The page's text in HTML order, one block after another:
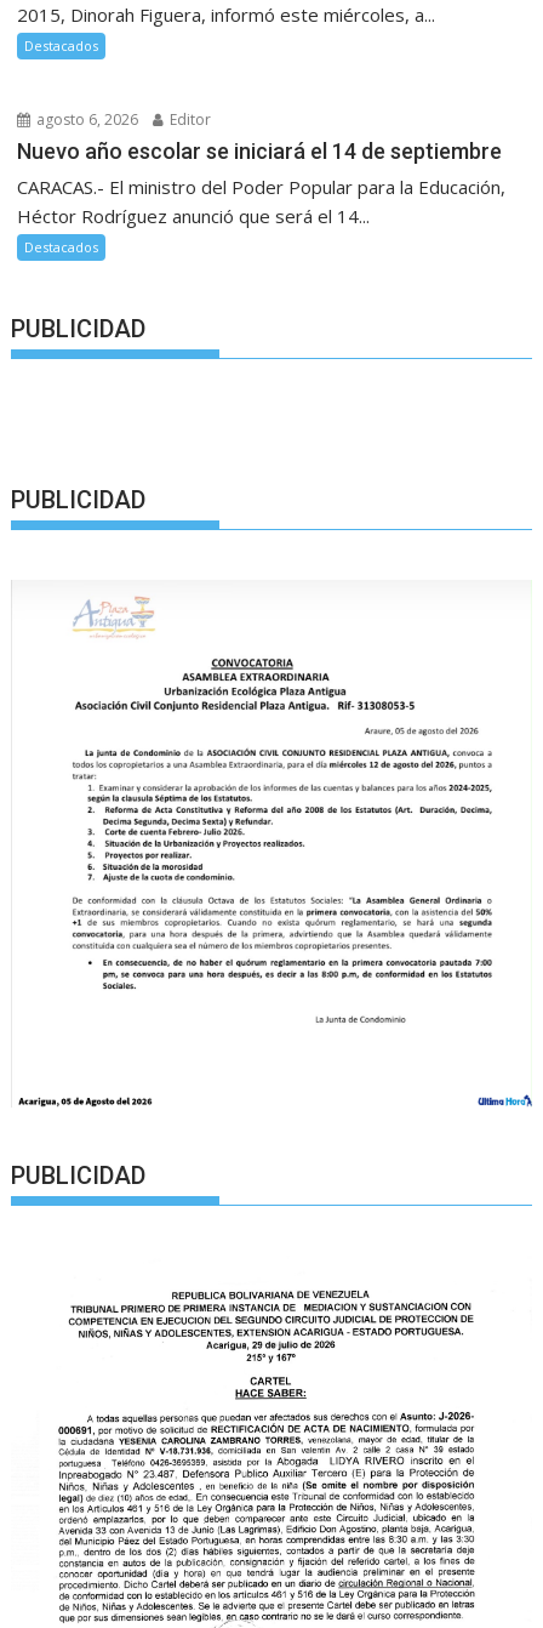
2015, Dinorah Figuera, informó este miércoles, a...
Destacados
agosto 6, 2026 Editor
Nuevo año escolar se iniciará el 14 de septiembre
CARACAS.- El ministro del Poder Popular para la Educación,
Héctor Rodríguez anunció que será el 14...
Destacados
PUBLICIDAD
PUBLICIDAD
PUBLICIDAD